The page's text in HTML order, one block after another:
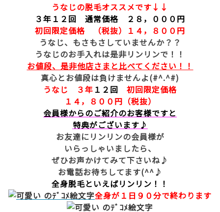
うなじの脱毛オススメです↓↓
３年１２回 通常価格 ２８，０００円
初回限定価格 （税抜）１４，８００円
うなじ、もさもさしていませんか？？
うなじのお手入れは是非リンリンで！！
お値段、是非他店さまと比べてください！！
真心とお値段は負けませんよ(#^.^#)
うなじ ３年 １２回 初回限定価格
１４，８００円（税抜）
会員様からのご紹介のお客様ですと
特典がございます♪
お友達にリンリンの会員様が
いらっしゃいましたら、
ぜひお声かけてみて下さいね♪
お電話お待ちしてます(^^♪
全身脱毛といえばリンリン！！
全身が１日９０分で終わります